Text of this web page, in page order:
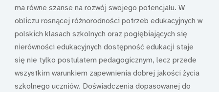
ma równe szanse na rozwój swojego potencjału. W
obliczu rosnącej różnorodności potrzeb edukacyjnych w
polskich klasach szkolnych oraz pogłębiających się
nierówności edukacyjnych dostępność edukacji staje
się nie tylko postulatem pedagogicznym, lecz przede
wszystkim warunkiem zapewnienia dobrej jakości życia
szkolnego uczniów. Doświadczenia dopasowanej do